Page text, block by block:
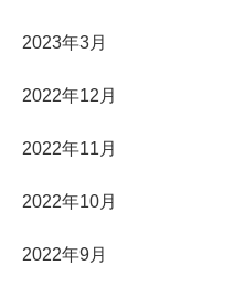
2023年3月
2022年12月
2022年11月
2022年10月
2022年9月